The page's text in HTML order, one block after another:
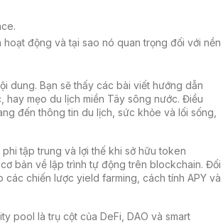
động và tại sao nó quan trọng đối với nền
dung. Bạn sẽ thấy các bài viết hướng dẫn
hay mẹo du lịch miền Tây sông nước. Điều
đến thông tin du lịch, sức khỏe và lối sống,
tập trung và lợi thế khi sở hữu token
bản về lập trình tự động trên blockchain. Đối
chiến lược yield farming, cách tính APY và
pool là trụ cột của DeFi, DAO và smart